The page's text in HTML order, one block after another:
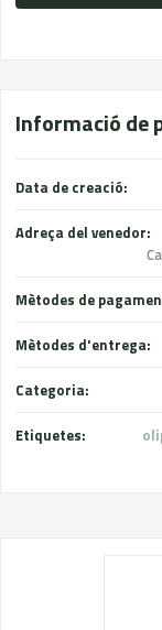
Informació de
Data de creació:
Adreça del venedor:
Mètodes de
Mètodes d'entrega:
Categoria:
Etiquetes: